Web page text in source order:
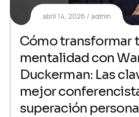
abril 14, 2026 admin
Cómo transformar
mentalidad con
Duckerman: Las
mejor
superación